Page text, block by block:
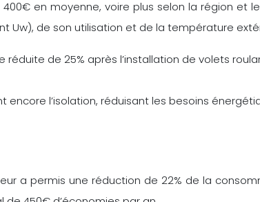
en moyenne, voire plus selon la région et
Uw), de son utilisation et de la température
de 25% après l’installation de volets
l’isolation, réduisant les besoins
a permis une réduction de 22% de la